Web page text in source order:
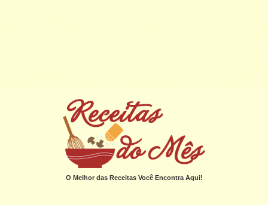
O Melhor das Receitas Você Encontra Aqui!